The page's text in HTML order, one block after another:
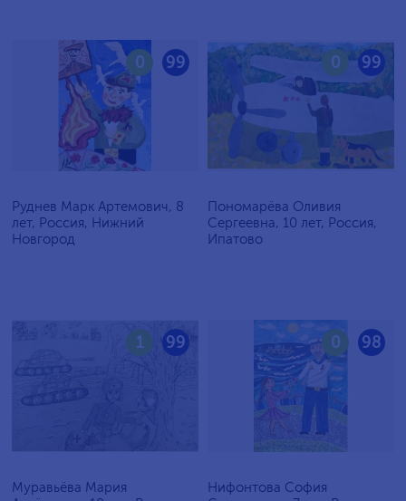
99
0
Руднев Марк Артемович, 8
лет, Россия, Нижний
Новгород
99
0
Пономарёва Оливия
Сергеевна, 10 лет, Россия,
Ипатово
99
1
Муравьёва Мария
98
0
Нифонтова София